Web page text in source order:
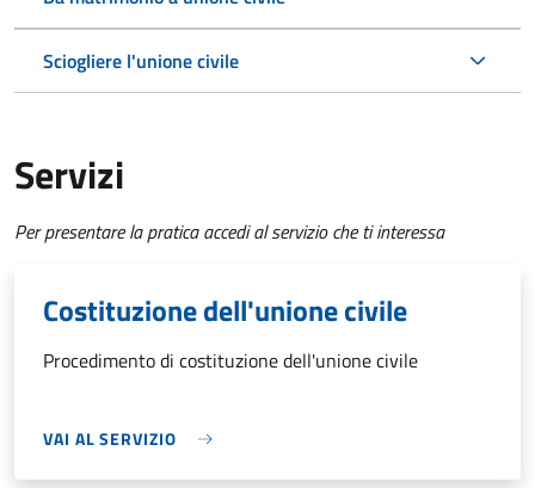
Sciogliere l'unione civile
Servizi
Per presentare la pratica accedi al servizio che ti interessa
Costituzione dell'unione civile
Procedimento di costituzione dell'unione civile
VAI AL SERVIZIO